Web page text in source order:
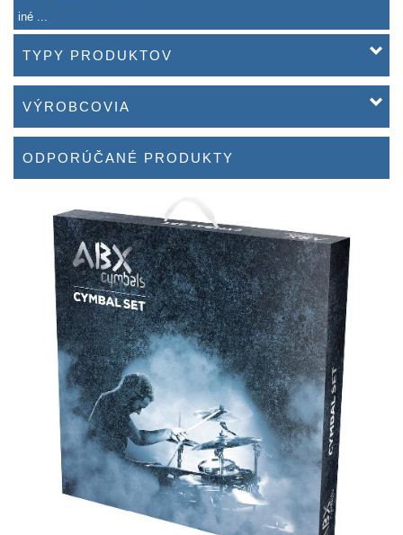
iné ...
TYPY PRODUKTOV
VÝROBCOVIA
ODPORÚČANÉ PRODUKTY